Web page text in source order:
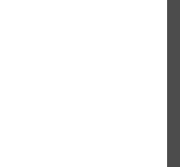
Sie die neue
Die neue Kollektion